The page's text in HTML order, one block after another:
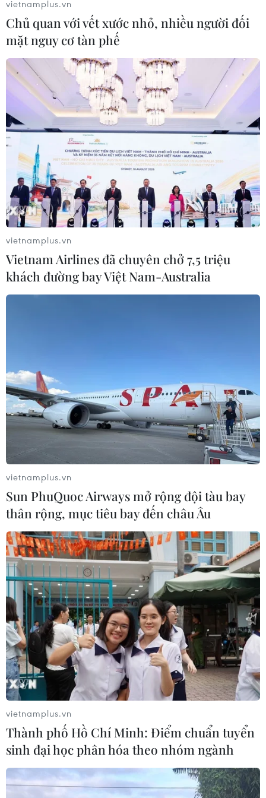
Áp thấp nhiệt đới gây biển động mạnh,
Bắc Bộ vẫn có mưa dông rải rác
17/06/2018 23:42
Sáng 18/6, áp thấp nhiệt đới ở trên khu vực Bắc Biển
Đông với sức gió mạnh nhất cấp 6 (40-50km/giờ), giật
cấp 8 và tiếp tục di chuyển theo hướng Đông Bắc, mỗi
giờ đi được khoảng 10km.
vietnamplus.vn
Chủ quan với vết xước nhỏ, nhiều người đối
mặt nguy cơ tàn phế
vietnamplus.vn
Vietnam Airlines đã chuyên chở 7,5 triệu
khách đường bay Việt Nam-Australia
vietnamplus.vn
Sun PhuQuoc Airways mở rộng đội tàu bay
thân rộng, mục tiêu bay đến châu Âu
vietnamplus.vn
Thành phố Hồ Chí Minh: Điểm chuẩn tuyển
sinh đại học phân hóa theo nhóm ngành